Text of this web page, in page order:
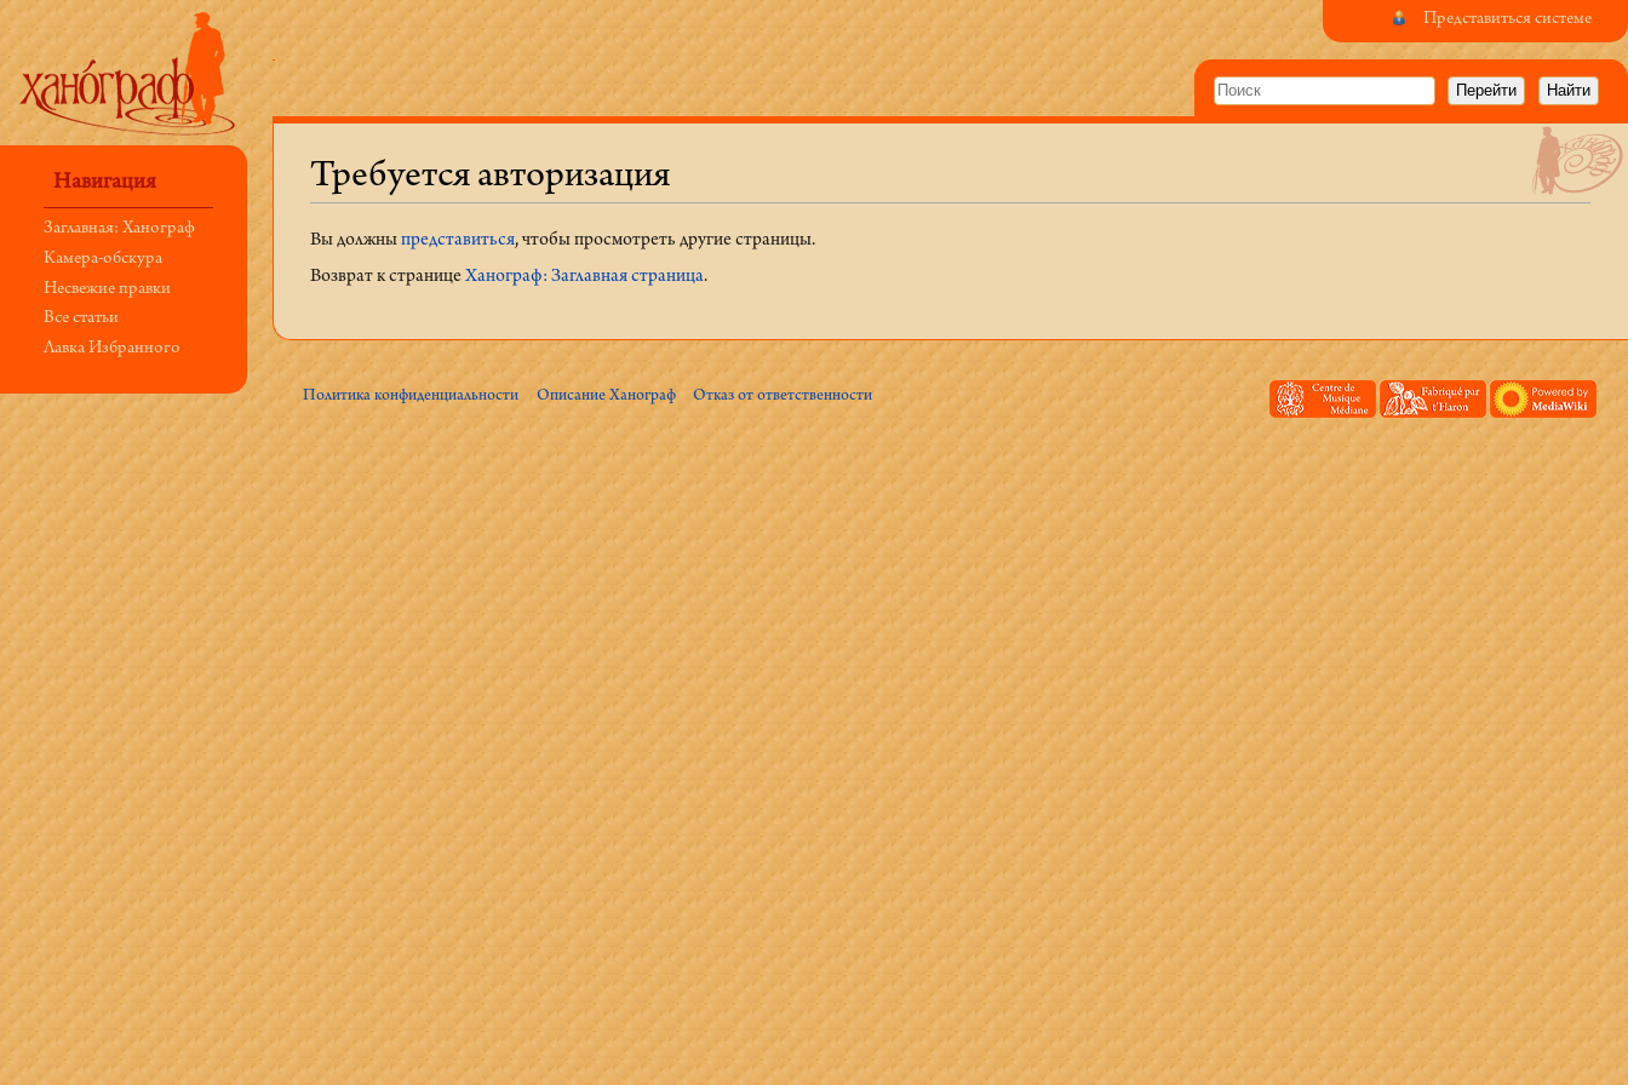
Требуется авторизация
Вы должныпредставиться, чтобы просмотреть другие страницы.
Возврат к страницеХанограф: Заглавная страница.
Представиться системе
Навигация
Заглавная: Ханограф
Камера-обскура
Несвежие правки
Все статьи
Лавка Избранного
Политика конфиденциальности Описание Ханограф Отказ от ответственности